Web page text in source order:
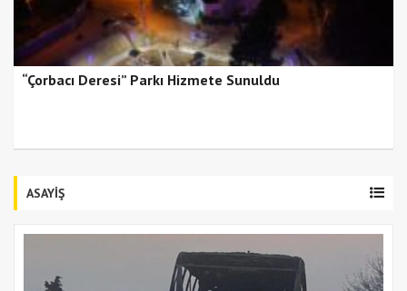
“Çorbacı Deresi” Parkı Hizmete Sunuldu
ASAYİŞ